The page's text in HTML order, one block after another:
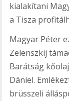
kialakítani
a Tisza
Magyar Péter
Zelenszkij
Barátság
Dániel.
brüsszeli